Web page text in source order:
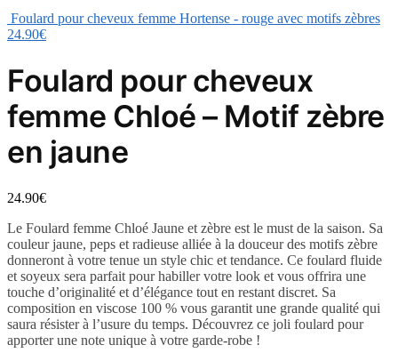
Foulard pour cheveux femme Hortense - rouge avec motifs zèbres
24.90€
Foulard pour cheveux
femme Chloé – Motif zèbre
en jaune
24.90€
Le Foulard femme Chloé Jaune et zèbre est le must de la saison. Sa
couleur jaune, peps et radieuse alliée à la douceur des motifs zèbre
donneront à votre tenue un style chic et tendance. Ce foulard fluide
et soyeux sera parfait pour habiller votre look et vous offrira une
touche d’originalité et d’élégance tout en restant discret. Sa
composition en viscose 100 % vous garantit une grande qualité qui
saura résister à l’usure du temps. Découvrez ce joli foulard pour
apporter une note unique à votre garde-robe !